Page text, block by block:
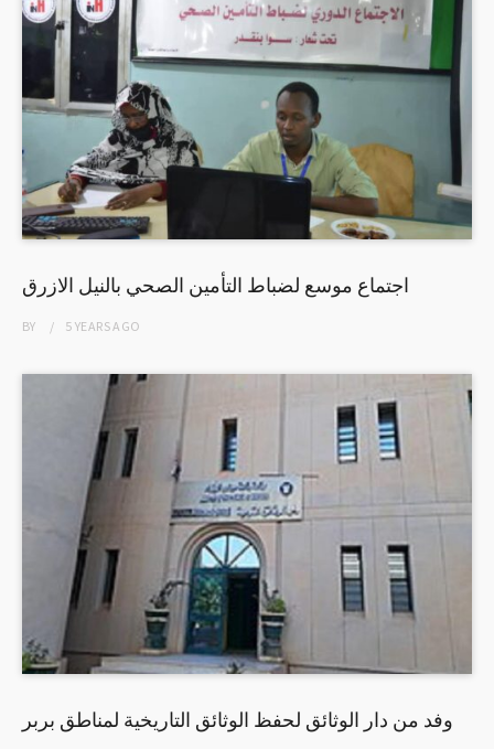
اجتماع موسع لضباط التأمين الصحي بالنيل الازرق
BY 5 YEARSAGO
وفد من دار الوثائق لحفظ الوثائق التاريخية لمناطق بربر